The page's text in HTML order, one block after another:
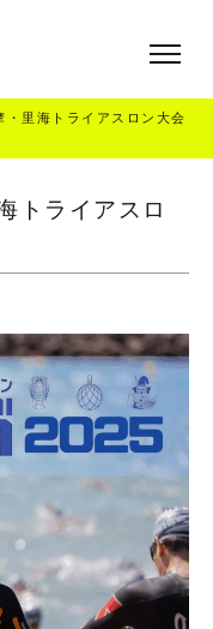
・里海トライアスロン大会
トライアスロ